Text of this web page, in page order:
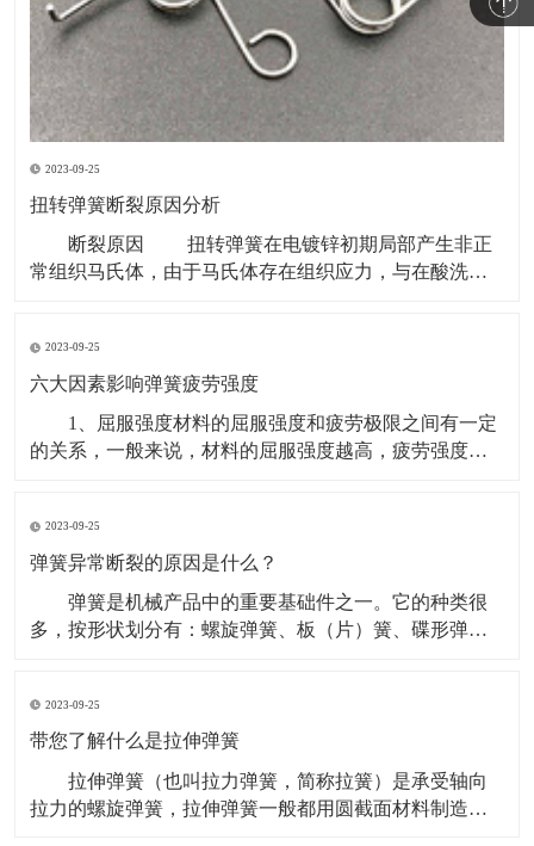
2023-09-25
扭转弹簧断裂原因分析
断裂原因 扭转弹簧在电镀锌初期局部产生非正
常组织马氏体，由于马氏体存在组织应力，与在酸洗和
簧在客户装配前发现少量弹簧断裂，断口位置如箭头所
指。 扭转弹簧生产工艺：弹簧钢丝→绕簧→低温去
2023-09-25
六大因素影响弹簧疲劳强度
1、屈服强度材料的屈服强度和疲劳极限之间有一定
的关系，一般来说，材料的屈服强度越高，疲劳强度也
材料。对同一材料来说，细晶粒组织比粗细晶粒组织具
有更高的屈服强度。 2、表面状态最大应力多发生在
2023-09-25
弹簧异常断裂的原因是什么？
弹簧是机械产品中的重要基础件之一。它的种类很
多，按形状划分有：螺旋弹簧、板（片）簧、碟形弹
力主要有：弯曲应力、扭转应力、拉压应力和复合应力
等。 弹簧的故障模式主要有：断裂、变形、松驰、
2023-09-25
带您了解什么是拉伸弹簧
拉伸弹簧（也叫拉力弹簧，简称拉簧）是承受轴向
拉力的螺旋弹簧，拉伸弹簧一般都用圆截面材料制造。